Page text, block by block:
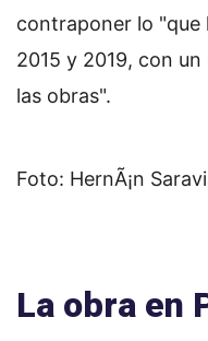
contraponer lo "que
2015 y 2019, con
las obras".
Foto: HernÃ¡n
La obra en